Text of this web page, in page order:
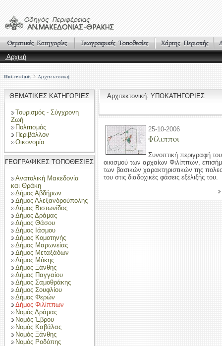
Αρχική
Πολιτισμός Αρχιτεκτονική
ΘΕΜΑΤΙΚΕΣ ΚΑΤΗΓΟΡΙΕΣ
Τουρισμός - Σύγχρονη
Ζωή
Πολιτισμός
Περιβάλλον
Οικονομία
ΓΕΩΓΡΑΦΙΚΕΣ ΤΟΠΟΘΕΣΙΕΣ
Ανατολική Μακεδονία
και Θράκη
Δήμος Αβδήρων
Δήμος Αλεξανδρούπολης
Δήμος Βιστωνίδος
Δήμος Δράμας
Δήμος Θάσου
Δήμος Ιάσμου
Δήμος Κομοτηνής
Δήμος Μαρωνείας
Δήμος Μεταξάδων
Δήμος Μύκης
Δήμος Ξάνθης
Δήμος Παγγαίου
Δήμος Σαμοθράκης
Δήμος Σουφλίου
Δήμος Φερών
Δήμος Φιλίππων
Νομός Δράμας
Νομός Έβρου
Νομός Καβάλας
Νομός Ξάνθης
Νομός Ροδόπης
Αρχιτεκτονική: ΥΠΟΚΑΤΗΓΟΡΙΕΣ
25-10-2006
Φίλιπποι
Συνοπτική περιγραφή
οικισμού των αρχαίων Φιλίππων,
των βασικών χαρακτηριστικών της
του στις διαδοχικές φάσεις εξέλιξής του.